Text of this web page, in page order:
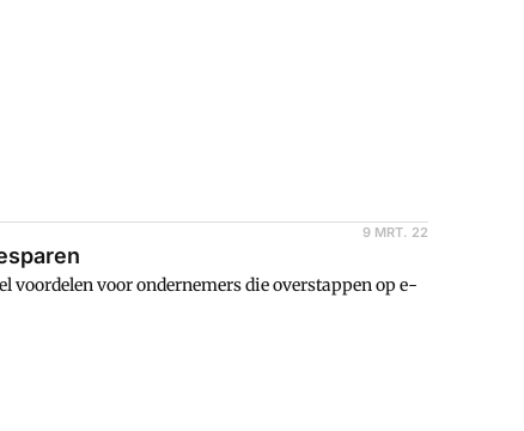
9 MRT. 22
voordelen voor ondernemers die overstappen op e-